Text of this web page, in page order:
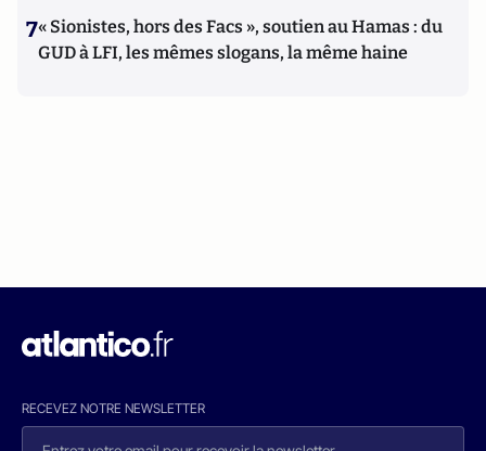
7« Sionistes, hors des Facs », soutien au Hamas : du
GUD à LFI, les mêmes slogans, la même haine
RECEVEZ NOTRE NEWSLETTER